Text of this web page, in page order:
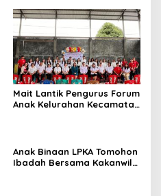
Mait Lantik Pengurus Forum
Anak Kelurahan Kecamatan
Anak Binaan LPKA Tomohon
Ibadah Bersama Kakanwil